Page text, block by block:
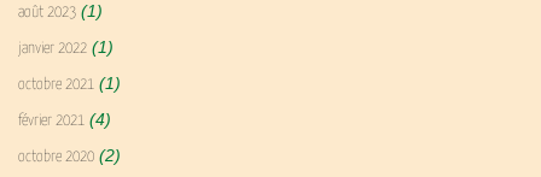
août 2023 (1)
janvier 2022 (1)
octobre 2021 (1)
février 2021 (4)
octobre 2020 (2)